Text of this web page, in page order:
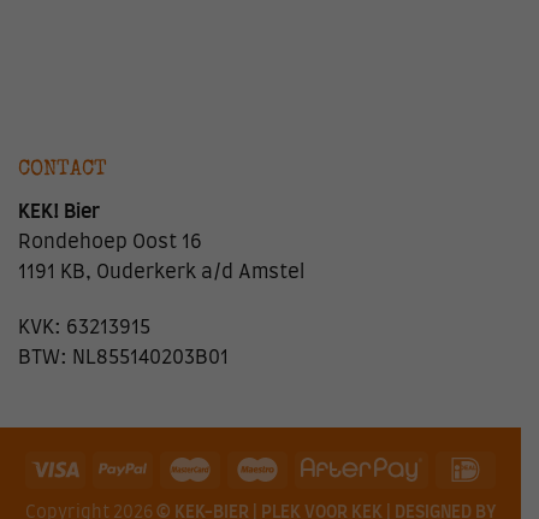
CONTACT
KEK! Bier
Rondehoep Oost 16
1191 KB, Ouderkerk a/d Amstel
KVK: 63213915
BTW: NL855140203B01
Copyright 2026 © KEK-BIER | PLEK VOOR KEK | DESIGNED BY